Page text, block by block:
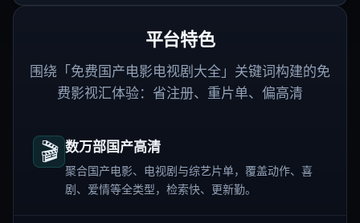
平台特色
围绕「免费国产电影电视剧大全」关键词构建的免
费影视汇体验：省注册、重片单、偏高清
🎬 数万部国产高清
聚合国产电影、电视剧与综艺片单，覆盖动作、喜
剧、爱情等全类型，检索快、更新勤。